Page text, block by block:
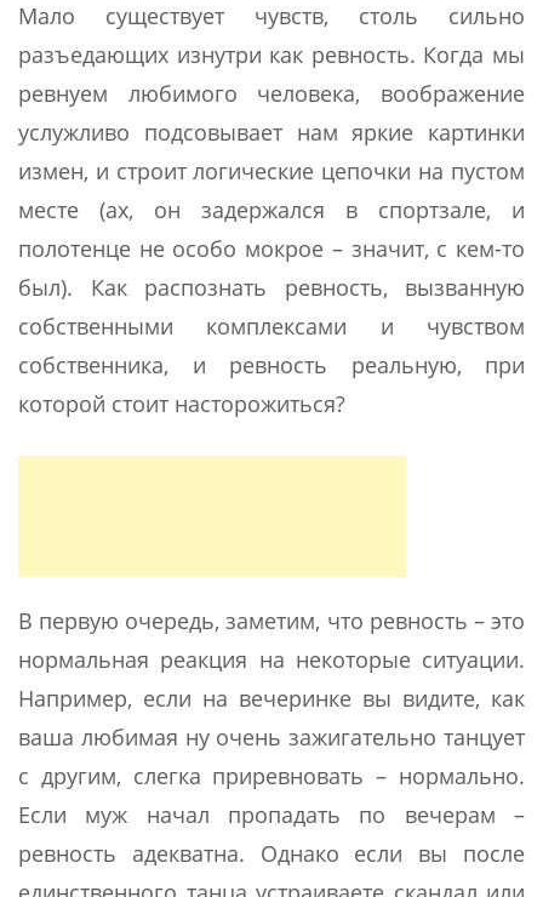
Мало существует чувств, столь сильно
разъедающих изнутри как ревность. Когда мы
ревнуем любимого человека, воображение
услужливо подсовывает нам яркие картинки
измен, и строит логические цепочки на пустом
месте (ах, он задержался в спортзале, и
полотенце не особо мокрое – значит, с кем-то
был). Как распознать ревность, вызванную
собственными комплексами и чувством
собственника, и ревность реальную, при
которой стоит насторожиться?
В первую очередь, заметим, что ревность – это
нормальная реакция на некоторые ситуации.
Например, если на вечеринке вы видите, как
ваша любимая ну очень зажигательно танцует
с другим, слегка приревновать – нормально.
Если муж начал пропадать по вечерам –
ревность адекватна. Однако если вы после